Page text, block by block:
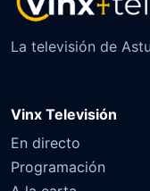
La televisión de
Vinx Televisión
En directo
Programación